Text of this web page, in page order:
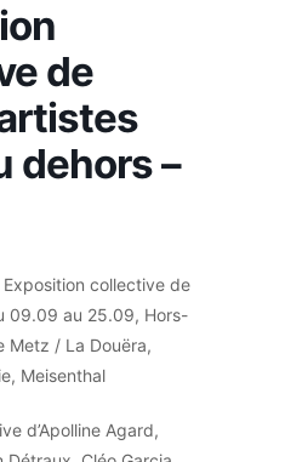
de
dehors –
collective de
09.09 au 25.09, Hors-
Metz / La Douëra,
Meisenthal
d’Apolline Agard,